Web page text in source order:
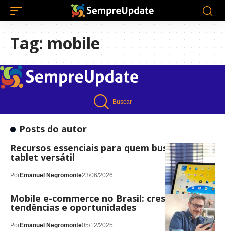
Tag: mobile
Buscar
Posts do autor
Recursos essenciais para quem busca um
tablet versátil
PorEmanuel Negromonte23/06/2026
Mobile e-commerce no Brasil: crescimento,
tendências e oportunidades
PorEmanuel Negromonte05/12/2025